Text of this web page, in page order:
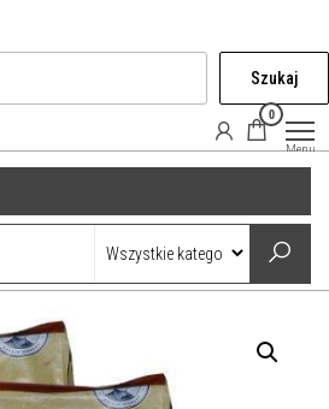
Szukaj
0
Menu